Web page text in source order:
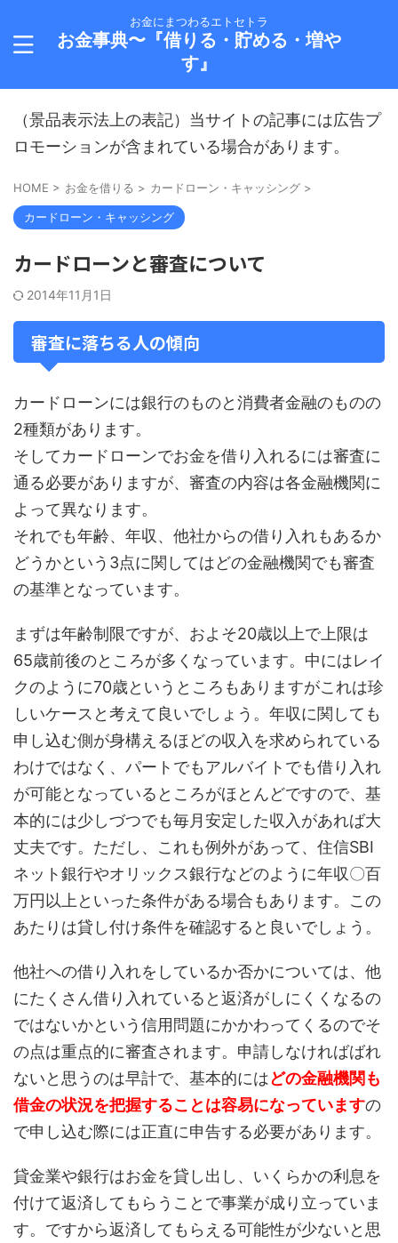
お金にまつわるエトセトラ
お金事典〜『借りる・貯める・増や
す』
（景品表示法上の表記）当サイトの記事には広告プ
ロモーションが含まれている場合があります。
HOME > お金を借りる > カードローン・キャッシング >
カードローン・キャッシング
カードローンと審査について
2014年11月1日
審査に落ちる人の傾向
カードローンには銀行のものと消費者金融のものの
2種類があります。
そしてカードローンでお金を借り入れるには審査に
通る必要がありますが、審査の内容は各金融機関に
よって異なります。
それでも年齢、年収、他社からの借り入れもあるか
どうかという3点に関してはどの金融機関でも審査
の基準となっています。
まずは年齢制限ですが、およそ20歳以上で上限は
65歳前後のところが多くなっています。中にはレイ
クのように70歳というところもありますがこれは珍
しいケースと考えて良いでしょう。年収に関しても
申し込む側が身構えるほどの収入を求められている
わけではなく、パートでもアルバイトでも借り入れ
が可能となっているところがほとんどですので、基
本的には少しづつでも毎月安定した収入があれば大
丈夫です。ただし、これも例外があって、住信SBI
ネット銀行やオリックス銀行などのように年収〇百
万円以上といった条件がある場合もあります。この
あたりは貸し付け条件を確認すると良いでしょう。
他社への借り入れをしているか否かについては、他
にたくさん借り入れていると返済がしにくくなるの
ではないかという信用問題にかかわってくるのでそ
の点は重点的に審査されます。申請しなければばれ
ないと思うのは早計で、基本的にはどの金融機関も
借金の状況を把握することは容易になっていますの
で申し込む際には正直に申告する必要があります。
貸金業や銀行はお金を貸し出し、いくらかの利息を
付けて返済してもらうことで事業が成り立っていま
す。ですから返済してもらえる可能性が少ないと思